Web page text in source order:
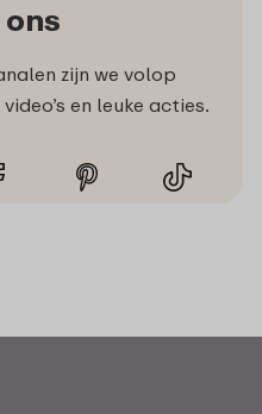
zijn we volop
en leuke acties.